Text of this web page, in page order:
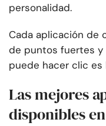
personalidad.
Cada aplicación de
de puntos fuertes
puede hacer clic
Las mejores
disponibles